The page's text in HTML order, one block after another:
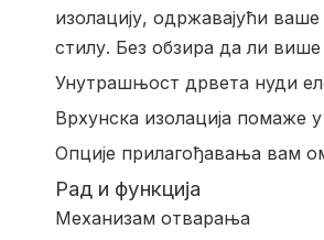
изолацију, одржавајући
стилу. Без обзира да ли
Унутрашњост дрвета нуди
Врхунска изолација
Опције прилагођавања вам
Рад и функција
Механизам отварања